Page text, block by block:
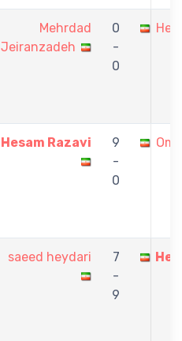
Mehrdad
Jeiranzadeh
0
-
0
Hesam Razavi
9
-
0
saeed heydari
7
-
9